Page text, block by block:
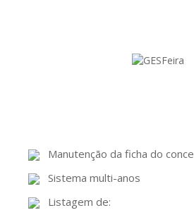
Manutenção da ficha do
Sistema multi-anos
Listagem de: